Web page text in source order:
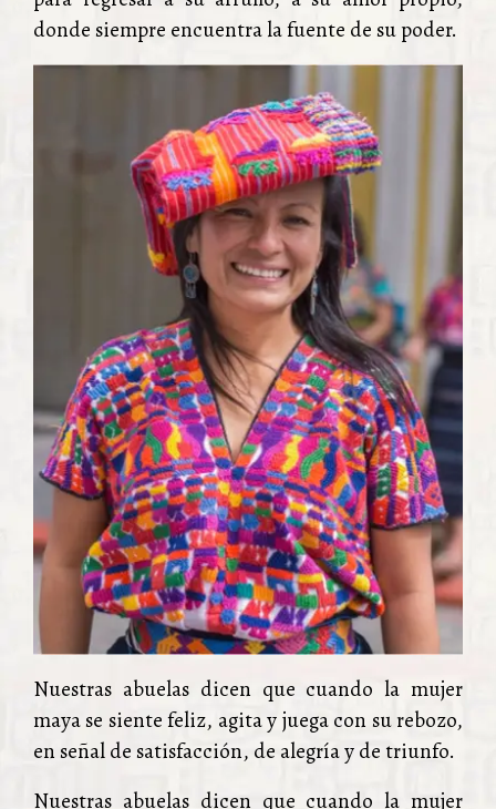
donde siempre encuentra la fuente de su poder.
Nuestras abuelas dicen que cuando la mujer
maya se siente feliz, agita y juega con su rebozo,
en señal de satisfacción, de alegría y de triunfo.
Nuestras abuelas dicen que cuando la mujer